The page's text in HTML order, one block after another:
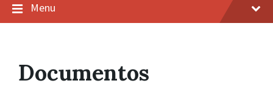
Menu
Documentos